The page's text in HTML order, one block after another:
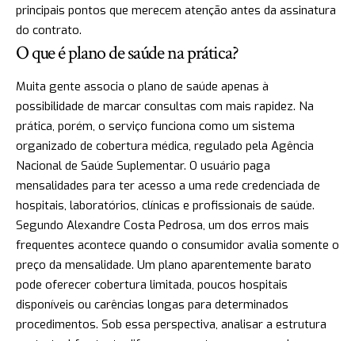
principais pontos que merecem atenção antes da assinatura
do contrato.
O que é plano de saúde na prática?
Muita gente associa o plano de saúde apenas à
possibilidade de marcar consultas com mais rapidez. Na
prática, porém, o serviço funciona como um sistema
organizado de cobertura médica, regulado pela Agência
Nacional de Saúde Suplementar. O usuário paga
mensalidades para ter acesso a uma rede credenciada de
hospitais, laboratórios, clínicas e profissionais de saúde.
Segundo Alexandre Costa Pedrosa, um dos erros mais
frequentes acontece quando o consumidor avalia somente o
preço da mensalidade. Um plano aparentemente barato
pode oferecer cobertura limitada, poucos hospitais
disponíveis ou carências longas para determinados
procedimentos. Sob essa perspectiva, analisar a estrutura